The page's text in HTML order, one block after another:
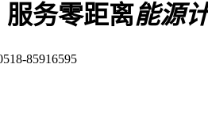
服务零距离能源
85916595